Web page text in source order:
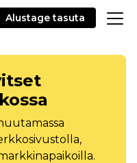
Alustage tasuta